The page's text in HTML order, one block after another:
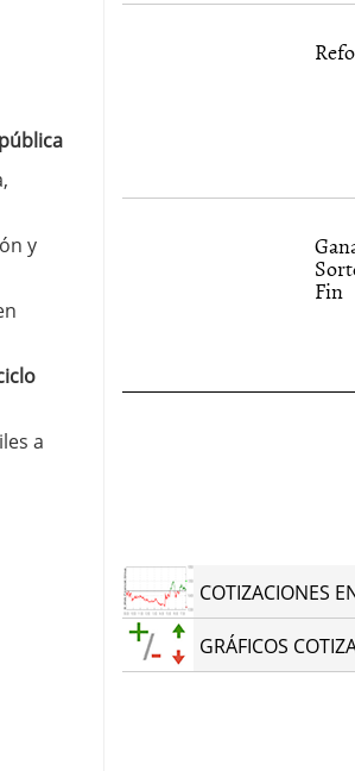
y
a
Fin
COTIZACIONES
GRÁFICOS